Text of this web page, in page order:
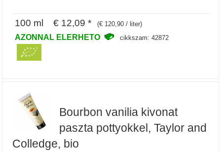
100 ml € 12,09 * (€ 120,90 / liter)
AZONNAL ELERHETO cikkszam: 42872
Bourbon vanilia kivonat
paszta pottyokkel, Taylor and
Colledge, bio